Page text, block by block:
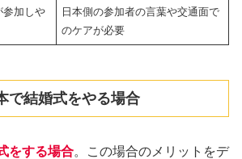
参加しや
日本側の参加者の言葉や交通面で
のケアが必要
結婚式をやる場合
をする場合。この場合のメリットをデ